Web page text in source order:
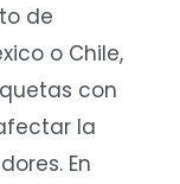
de
o Chile,
con
la
En